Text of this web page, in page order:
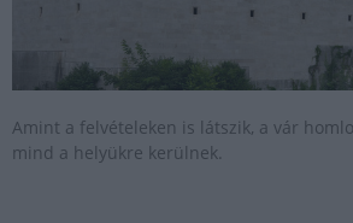
Amint a felvételeken is látszik, a vár
mind a helyükre kerülnek.